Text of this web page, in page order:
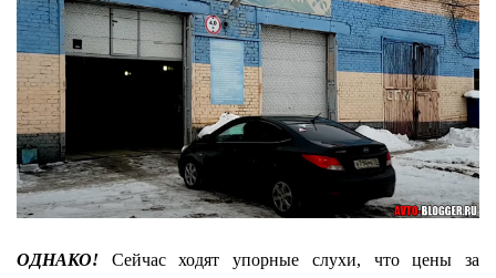
ОДНАКО! Сейчас ходят упорные слухи, что цены за